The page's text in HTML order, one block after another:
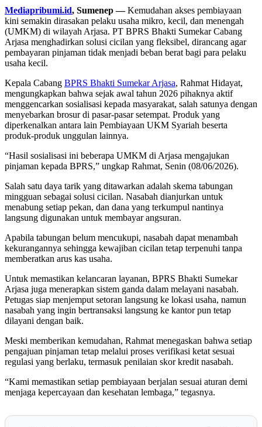
Mediapribumi.id, Sumenep —Kemudahan akses pembiayaan
kini semakin dirasakan pelaku usaha mikro, kecil, dan menengah
(UMKM) di wilayah Arjasa. PT BPRS Bhakti Sumekar Cabang
Arjasa menghadirkan solusi cicilan yang fleksibel, dirancang agar
pembayaran pinjaman tidak menjadi beban berat bagi para pelaku
usaha kecil.
Kepala Cabang BPRS Bhakti Sumekar Arjasa, Rahmat Hidayat,
mengungkapkan bahwa sejak awal tahun 2026 pihaknya aktif
menggencarkan sosialisasi kepada masyarakat, salah satunya dengan
menyebarkan brosur di pasar-pasar setempat. Produk yang
diperkenalkan antara lain Pembiayaan UKM Syariah beserta
produk-produk unggulan lainnya.
“Hasil sosialisasi ini beberapa UMKM di Arjasa mengajukan
pinjaman kepada BPRS,” ungkap Rahmat, Senin (08/06/2026).
Salah satu daya tarik yang ditawarkan adalah skema tabungan
mingguan sebagai solusi cicilan. Nasabah dianjurkan untuk
menabung setiap pekan, dan dana yang terkumpul nantinya
langsung digunakan untuk membayar angsuran.
Apabila tabungan belum mencukupi, nasabah dapat menambah
kekurangannya sehingga kewajiban cicilan tetap terpenuhi tanpa
memberatkan arus kas usaha.
Untuk memastikan kelancaran layanan, BPRS Bhakti Sumekar
Arjasa juga menerapkan sistem ganda dalam melayani nasabah.
Petugas siap menjemput setoran langsung ke lokasi usaha, namun
nasabah yang ingin bertransaksi langsung ke kantor pun tetap
dilayani dengan baik.
Meski memberikan kemudahan, Rahmat menegaskan bahwa setiap
pengajuan pinjaman tetap melalui proses verifikasi ketat sesuai
regulasi yang berlaku, termasuk penilaian skor kredit nasabah.
“Kami memastikan setiap pembiayaan berjalan sesuai aturan demi
menjaga kepercayaan dan kesehatan lembaga,” tegasnya.